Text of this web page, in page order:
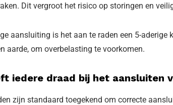
Dit vergroot het risico op storingen en
aansluiting is het aan te raden een 5-aderige
aarde, om overbelasting te voorkomen.
iedere draad bij het aansluiten
zijn standaard toegekend om correcte